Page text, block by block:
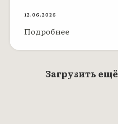
12.06.2026
Подробнее
Загрузить ещё